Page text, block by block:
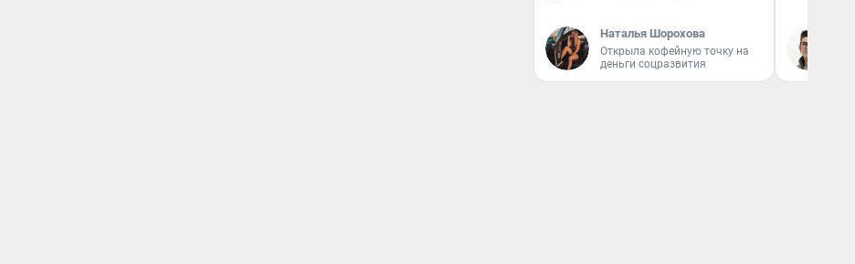
Наталья Шорохова
Открыла кофейную точку на
деньги соцразвития